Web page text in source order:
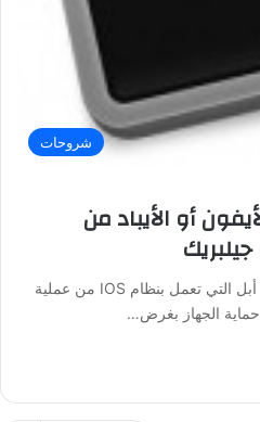
شروحات
أو الأيباد من
يتخوف كثير من مستخدمي أجهزة أبل التي تعمل بنظام IOS من عملية
الجهاز بغرض…